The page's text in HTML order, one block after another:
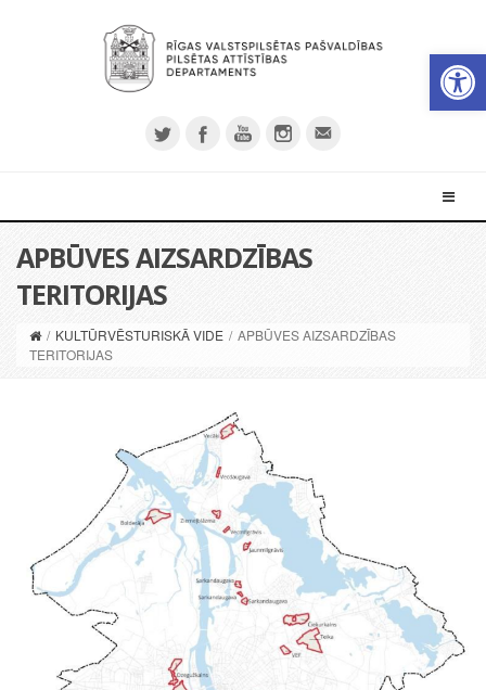
APBŪVES AIZSARDZĪBAS
TERITORIJAS
/ KULTŪRVĒSTURISKĀ VIDE / APBŪVES AIZSARDZĪBAS
TERITORIJAS